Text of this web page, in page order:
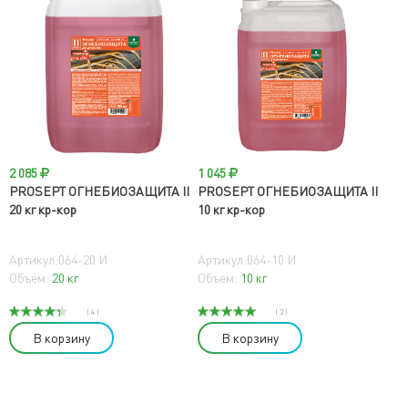
2 085
PROSEPT ОГНЕБИОЗАЩИТА II
20 кг кр-кор
Артикул:064-20 И
Объем: 20 кг
( 4 )
В корзину
1 045
PROSEPT ОГНЕБИОЗАЩИТА II
10 кг кр-кор
Артикул:064-10 И
Объем: 10 кг
( 3 )
В корзину